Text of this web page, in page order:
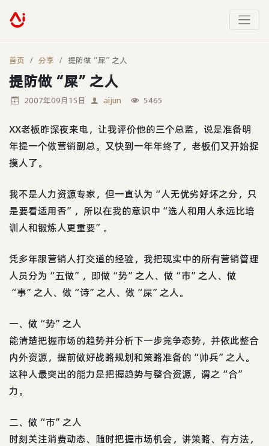
首页 分享 提防做“屎”之人
提防做“屎”之人
2007年09月15日 aijun 5465
XX老板昨深夜来电，让我评价他的三个总监，说是准备明
年提一个做营销副总。又快到一年年终了，老板们又开始捉
摸人了。
我不是人力资源专家，但一直认为“人无优劣好坏之分，只
是要看适用否”，所以在我的意识中“选人和用人永远比培
训人和锻炼人更重要”。
凭多年跟营销人打交道的经验，我把现实中的所有营销管理
人员分为“五做”，即做“势”之人、做“市”之人、做
“事”之人、做“诗”之人、做“屎”之人。
一、做“势”之人
能清楚把握市场的趋势并分析下一步竞争态势，并依此整合
内外资源，提前做好战略规划和策略准备的“帅兵”之人。
这种人最突出的能力是把握趋势与整合资源，谓之“合”
力。
二、做“市”之人
时刻关注消费动态、随时把握市场机会，讲策略、有方法，